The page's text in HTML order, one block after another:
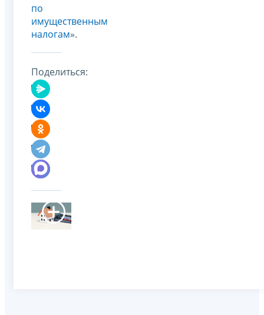
по
имущественным
налогам».
Поделиться: